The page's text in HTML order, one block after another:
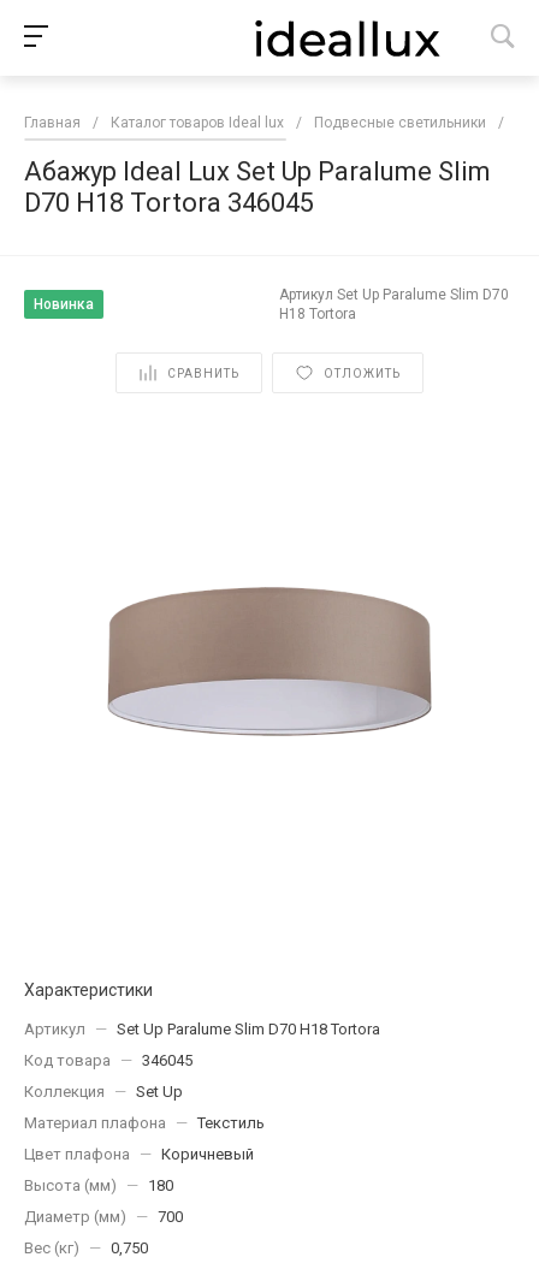
Главная / Каталог товаров Ideal lux / Подвесные светильники /
Абажур Ideal Lux Set Up Paralume Slim
D70 H18 Tortora 346045
Новинка
Артикул Set Up Paralume Slim D70
H18 Tortora
СРАВНИТЬ ОТЛОЖИТЬ
Характеристики
Артикул — Set Up Paralume Slim D70 H18 Tortora
Код товара
— 346045
Коллекция
— Set Up
Материал плафона
— Текстиль
Цвет плафона
— Коричневый
Высота (мм)
— 180
Диаметр (мм)
— 700
Вес (кг)
— 0,750